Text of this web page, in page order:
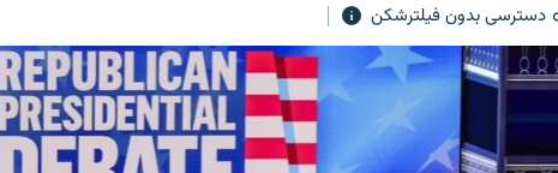
دسترسی بدون فیلترشکن